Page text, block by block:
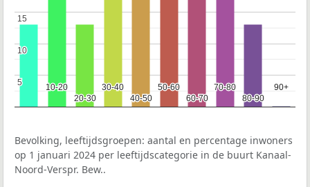
10-20
10-20
20-30
20-30
30-40
30-40
40-50
40-50
50-60
50-60
60-70
60-70
70-80
70-80
80-90
80-90
90+
90+
5
5
10
10
15
15
Bevolking, leeftijdsgroepen: aantal en percentage inwoners
op 1 januari 2024 per leeftijdscategorie in de buurt Kanaal-
Noord-Verspr. Bew..